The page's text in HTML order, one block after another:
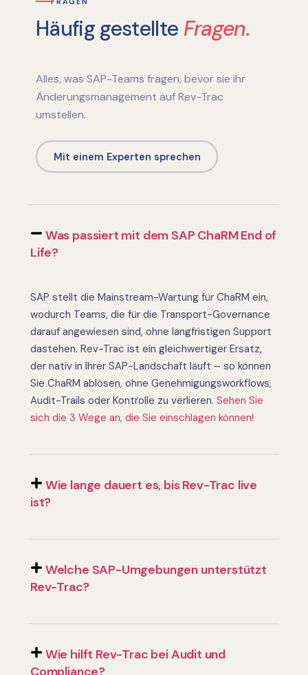
Häufig gestellte Fragen.
Alles, was SAP-Teams fragen, bevor sie ihr
Änderungsmanagement auf Rev-Trac
umstellen.
Mit einem Experten sprechen
Was passiert mit dem SAP ChaRM End of
Life?
SAP stellt die Mainstream-Wartung für ChaRM ein,
wodurch Teams, die für die Transport-Governance
darauf angewiesen sind, ohne langfristigen Support
dastehen. Rev-Trac ist ein gleichwertiger Ersatz,
der nativ in Ihrer SAP-Landschaft läuft – so können
Sie ChaRM ablösen, ohne Genehmigungsworkflows,
Audit-Trails oder Kontrolle zu verlieren. Sehen Sie
sich die 3 Wege an, die Sie einschlagen können!
Wie lange dauert es, bis Rev-Trac live
ist?
Welche SAP-Umgebungen unterstützt
Rev-Trac?
Wie hilft Rev-Trac bei Audit und